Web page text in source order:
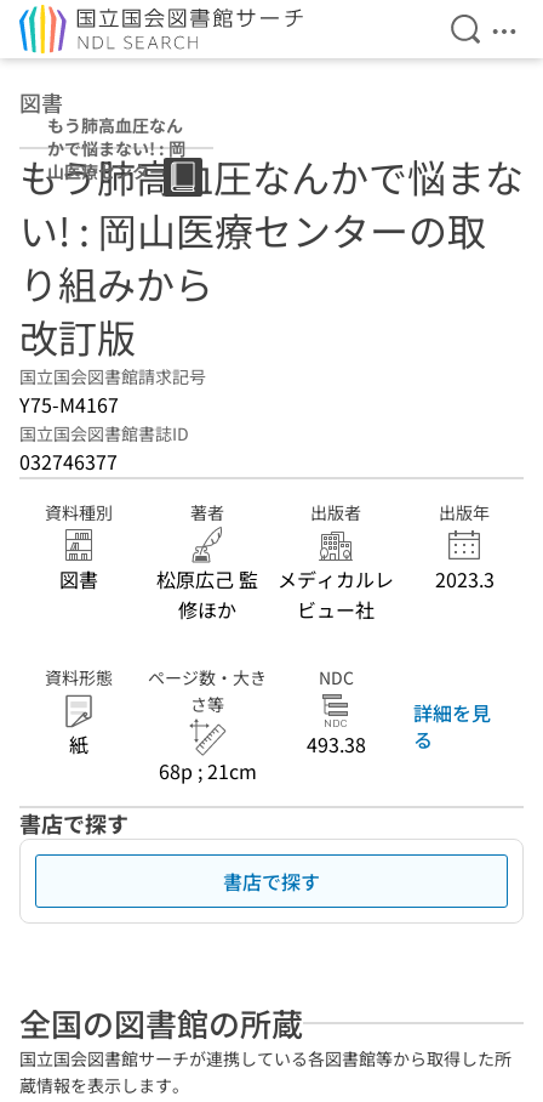
検索を
メ
図書
もう肺高血圧なん
かで悩まない! : 岡
山医療センターの
取り組みから 改
訂版
もう肺高血圧なんかで悩まな
い! : 岡山医療センターの取
り組みから
改訂版
国立国会図書館請求記号
Y75-M4167
国立国会図書館書誌ID
032746377
資料種別
図書
著者
松原広己 監
修ほか
出版者
メディカルレ
ビュー社
出版年
2023.3
資料形態
紙
ページ数・大き
さ等
68p ; 21cm
NDC
493.38
詳細を見
る
書店で探す
書店で探す
全国の図書館の所蔵
国立国会図書館サーチが連携している各図書館等から取得した所
蔵情報を表示します。